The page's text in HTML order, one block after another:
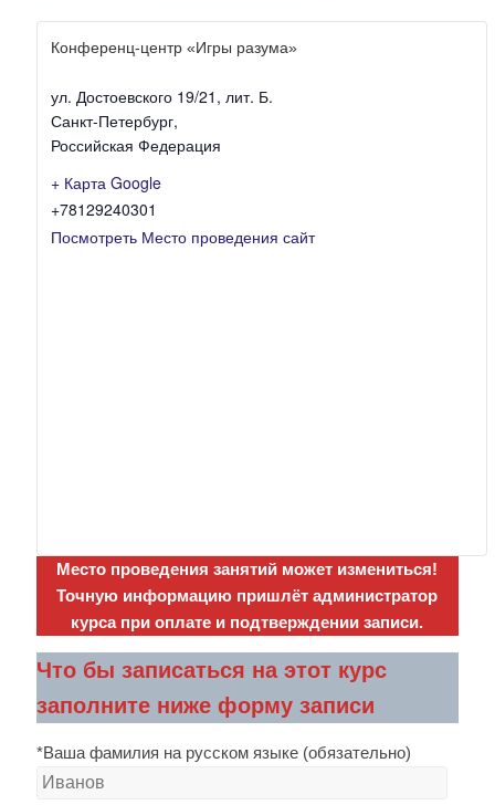
Конференц-центр «Игры разума»
ул. Достоевского 19/21, лит. Б.
Санкт-Петербург,
Российская Федерация
+ Карта Google
+78129240301
Посмотреть Место проведения сайт
Место проведения занятий может измениться!
Точную информацию пришлёт администратор
курса при оплате и подтверждении записи.
Что бы записаться на этот курс
заполните ниже форму записи
*Ваша фамилия на русском языке (обязательно)